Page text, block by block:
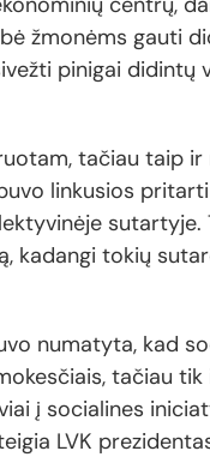
žmonėms gauti
pinigai didintų
tačiau taip
linkusios
sutartyje.
kadangi tokių
numatyta, kad
tačiau
į socialines
LVK